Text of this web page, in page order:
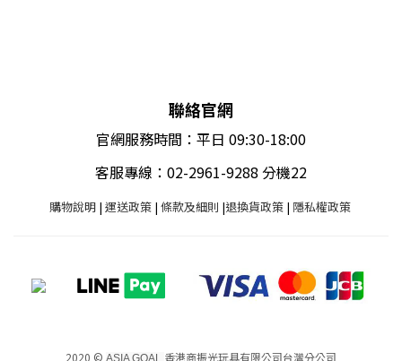
聯絡官網
官網服務時間：平日 09:30-18:00
客服專線：02-2961-9288 分機22
購物說明| 運送政策 | 條款及細則 |退換貨政策| 隱私權政策
2020 © ASIA GOAL 香港商振光玩具有限公司台灣分公司